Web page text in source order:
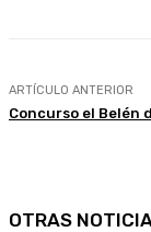
ARTÍCULO ANTERIOR
Concurso el Belén
OTRAS